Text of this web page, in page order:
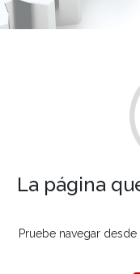
La página
Pruebe navegar